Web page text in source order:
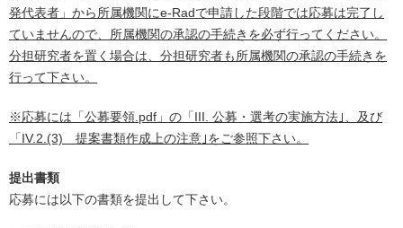
発代表者」から所属機関にe-Radで申請した段階では応募は完了し
ていませんので、所属機関の承認の手続きを必ず行ってください。
分担研究者を置く場合は、分担研究者も所属機関の承認の手続きを
行って下さい。
※応募には「公募要領.pdf」の「III. 公募・選考の実施方法｣、及び
「IV.2.(3) 提案書類作成上の注意｣をご参照下さい。
提出書類
応募には以下の書類を提出して下さい。